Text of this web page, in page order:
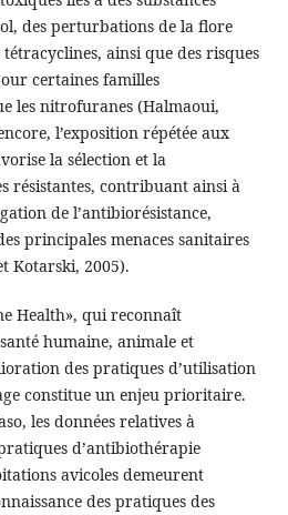
des perturbations de la flore
ainsi que des risques
certaines familles
les nitrofuranes (Halmaoui,
l’exposition répétée aux
la sélection et la
résistantes, contribuant ainsi à
de l’antibiorésistance,
principales menaces sanitaires
Kotarski, 2005).
Health», qui reconnaît
humaine, animale et
des pratiques d’utilisation
constitue un enjeu prioritaire.
les données relatives à
d’antibiothérapie
avicoles demeurent
des pratiques des